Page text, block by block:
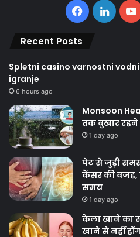
Facebook
Recent Posts
Spletni casino varnostni
igranje
6 hours ago
Monsoon
तक बुखार रहने
1 day ago
पेट से जुड़ी
कैंसर की वजह,
समय
1 day ago
केला खाने का
खाने से नहीं